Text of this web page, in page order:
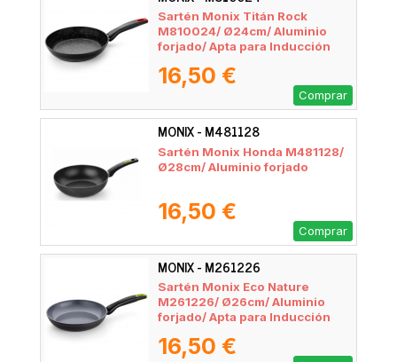
Sartén Monix Titán Rock
M810024/ Ø24cm/ Aluminio
forjado/ Apta para Inducción
16,50 €
Comprar
MONIX - M481128
Sartén Monix Honda M481128/
Ø28cm/ Aluminio forjado
16,50 €
Comprar
MONIX - M261226
Sartén Monix Eco Nature
M261226/ Ø26cm/ Aluminio
forjado/ Apta para Inducción
16,50 €